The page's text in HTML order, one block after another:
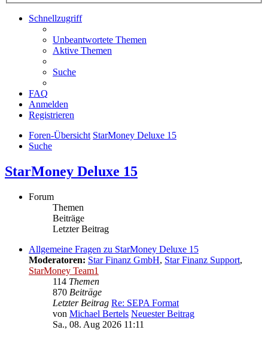
Schnellzugriff
Unbeantwortete Themen
Aktive Themen
Suche
FAQ
Anmelden
Registrieren
Foren-Übersicht StarMoney Deluxe 15
Suche
StarMoney Deluxe 15
Forum
Themen
Beiträge
Letzter Beitrag
Allgemeine Fragen zu StarMoney Deluxe 15
Moderatoren: Star Finanz GmbH, Star Finanz Support,
StarMoney Team1
114 Themen
870 Beiträge
Letzter Beitrag Re: SEPA Format
von Michael Bertels Neuester Beitrag
Sa., 08. Aug 2026 11:11